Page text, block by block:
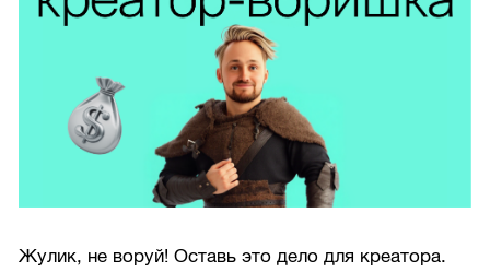
Жулик, не воруй! Оставь это дело для креатора.